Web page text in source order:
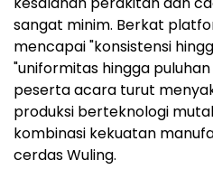
sangat minim. Berkat
mencapai "konsistensi
"uniformitas hingga
peserta acara turut
produksi berteknologi
kombinasi kekuatan
cerdas Wuling.